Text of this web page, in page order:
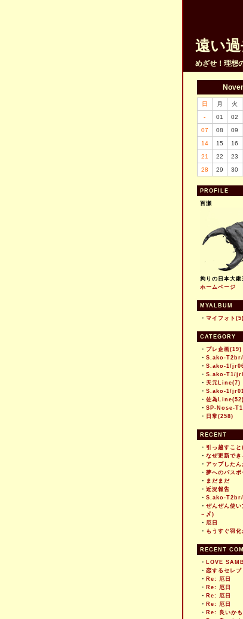
遠い
めざせ！理想
日 月 火
-
01 02
07
08 09
14
15 16
21
22 23
28
29 30
PROFILE
百瀬
拘りの日本大鍬
ホームページ
MYALBUM
・ マイフォト(5)
CATEGORY
・ プレ企画(19)
・ S.ako-
・ S.ako-1/
・ S.ako-T1/
・ 天元Line(7)
・ S.ako-1/
・ 佐為Line(52)
・ SP-Nose-
・ 日常(258)
RECENT
・ 引っ越すこと
・ なぜ更新でき
・ アップしたん
・ 夢へのパスポ
・ まだまだ
・ 近況報告
・ S.ako-
・ ぜんぜん使い
－〆)
・ 厄日
・ もうすぐ羽化
RECENT
・ LOVE
・ 恋するセレブ
・ Re: 厄日
・ Re: 厄日
・ Re: 厄日
・ Re: 厄日
・ Re: 良いか